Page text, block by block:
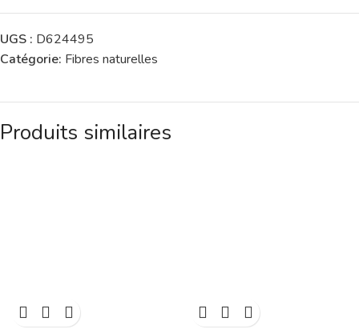
UGS : D624495
Catégorie: Fibres naturelles
Produits similaires